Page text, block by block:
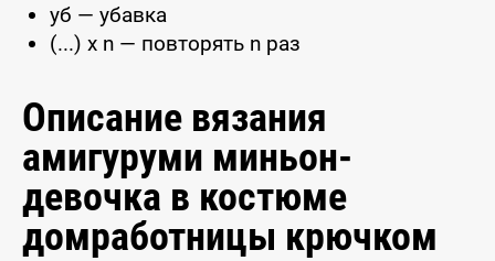
уб — убавка
(...) x n — повторять n раз
Описание вязания
амигуруми миньон-
девочка в костюме
домработницы крючком